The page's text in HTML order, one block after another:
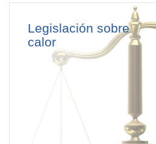
Legislación sobre
calor